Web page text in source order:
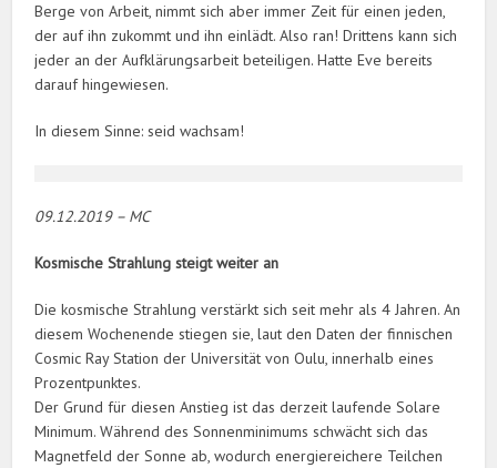
Berge von Arbeit, nimmt sich aber immer Zeit für einen jeden,
der auf ihn zukommt und ihn einlädt. Also ran! Drittens kann sich
jeder an der Aufklärungsarbeit beteiligen. Hatte Eve bereits
darauf hingewiesen.
In diesem Sinne: seid wachsam!
09.12.2019 – MC
Kosmische Strahlung steigt weiter an
Die kosmische Strahlung verstärkt sich seit mehr als 4 Jahren. An
diesem Wochenende stiegen sie, laut den Daten der finnischen
Cosmic Ray Station der Universität von Oulu, innerhalb eines
Prozentpunktes.
Der Grund für diesen Anstieg ist das derzeit laufende Solare
Minimum. Während des Sonnenminimums schwächt sich das
Magnetfeld der Sonne ab, wodurch energiereichere Teilchen